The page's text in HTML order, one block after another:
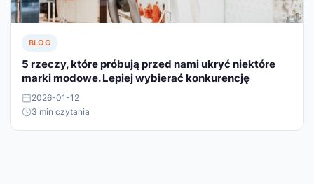
BLOG
5 rzeczy, które próbują przed nami ukryć niektóre
marki modowe. Lepiej wybierać konkurencję
2026-01-12
3 min czytania